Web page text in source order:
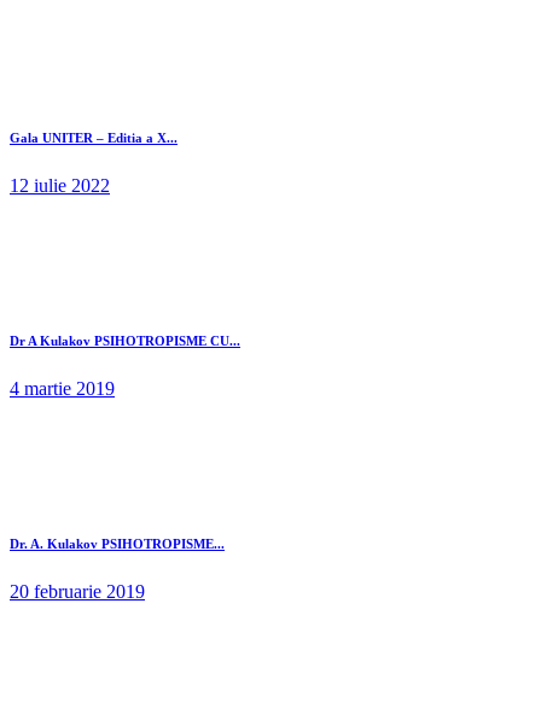
Gala UNITER – Editia a X...
12 iulie 2022
Dr A Kulakov PSIHOTROPISME CU...
4 martie 2019
Dr. A. Kulakov PSIHOTROPISME...
20 februarie 2019